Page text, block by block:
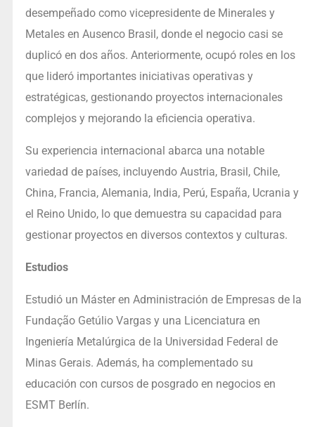
desempeñado como vicepresidente de Minerales y
Metales en Ausenco Brasil, donde el negocio casi se
duplicó en dos años. Anteriormente, ocupó roles en los
que lideró importantes iniciativas operativas y
estratégicas, gestionando proyectos internacionales
complejos y mejorando la eficiencia operativa.
Su experiencia internacional abarca una notable
variedad de países, incluyendo Austria, Brasil, Chile,
China, Francia, Alemania, India, Perú, España, Ucrania y
el Reino Unido, lo que demuestra su capacidad para
gestionar proyectos en diversos contextos y culturas.
Estudios
Estudió un Máster en Administración de Empresas de la
Fundação Getúlio Vargas y una Licenciatura en
Ingeniería Metalúrgica de la Universidad Federal de
Minas Gerais. Además, ha complementado su
educación con cursos de posgrado en negocios en
ESMT Berlín.